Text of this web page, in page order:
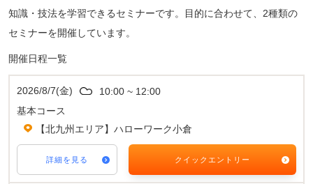
知識・技法を学習できるセミナーです。目的に合わせて、2種類の
セミナーを開催しています。
開催日程一覧
2026/8/7(金)
10:00 ~ 12:00
基本コース
【北九州エリア】ハローワーク小倉
詳細を見る クイックエントリー